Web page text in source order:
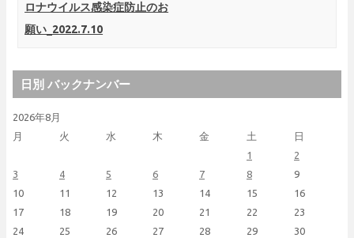
ロナウイルス感染症防止のお
願い_2022.7.10
日別 バックナンバー
2026年8月
月
火 水 木 金 土 日
1
2
3
4 5 6 7 8
9
10
11 12 13 14 15
16
17
18 19 20 21 22
23
24
25 26 27 28 29
30